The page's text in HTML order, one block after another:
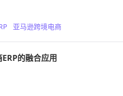
亚马逊跨境电商
的融合应用